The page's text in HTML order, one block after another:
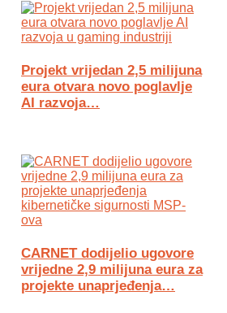
Projekt vrijedan 2,5 milijuna
eura otvara novo poglavlje
AI razvoja…
CARNET dodijelio ugovore
vrijedne 2,9 milijuna eura za
projekte unaprjeđenja…